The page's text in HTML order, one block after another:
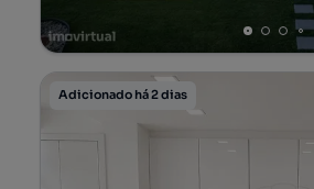
Adicionado há 2 dias